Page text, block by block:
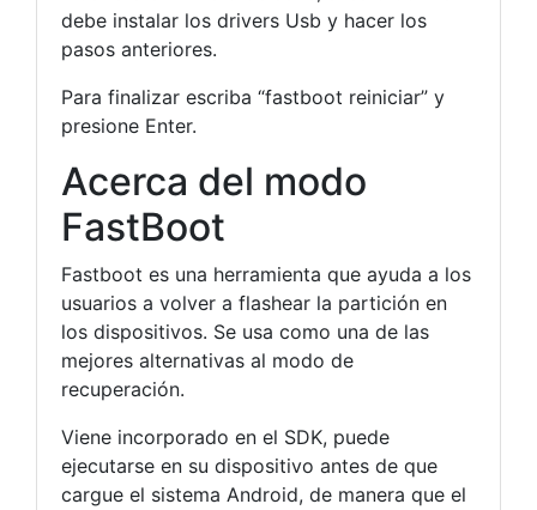
debe instalar los drivers Usb y hacer los
pasos anteriores.
Para finalizar escriba “fastboot reiniciar” y
presione Enter.
Acerca del modo
FastBoot
Fastboot es una herramienta que ayuda a los
usuarios a volver a flashear la partición en
los dispositivos. Se usa como una de las
mejores alternativas al modo de
recuperación.
Viene incorporado en el SDK, puede
ejecutarse en su dispositivo antes de que
cargue el sistema Android, de manera que el